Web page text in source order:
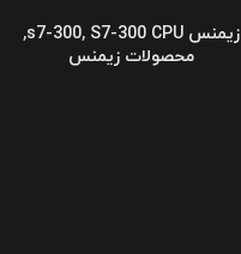
زیمنس s7-300 , S7-300 CPU
,
محصولات زیمنس